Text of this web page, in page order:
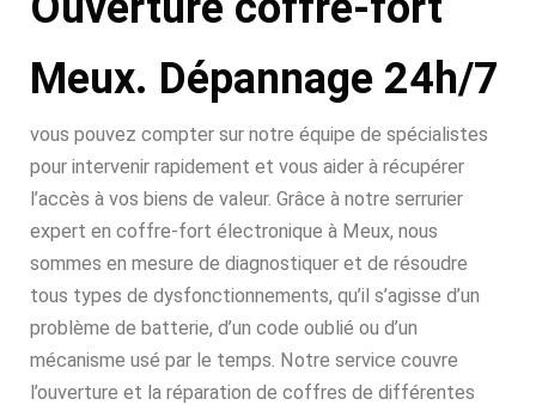
Meux. Dépannage 24h/7
vous pouvez compter sur notre équipe de spécialistes
pour intervenir rapidement et vous aider à récupérer
l’accès à vos biens de valeur. Grâce à notre serrurier
expert en coffre-fort électronique à Meux, nous
sommes en mesure de diagnostiquer et de résoudre
tous types de dysfonctionnements, qu’il s’agisse d’un
problème de batterie, d’un code oublié ou d’un
mécanisme usé par le temps. Notre service couvre
l’ouverture et la réparation de coffres de différentes